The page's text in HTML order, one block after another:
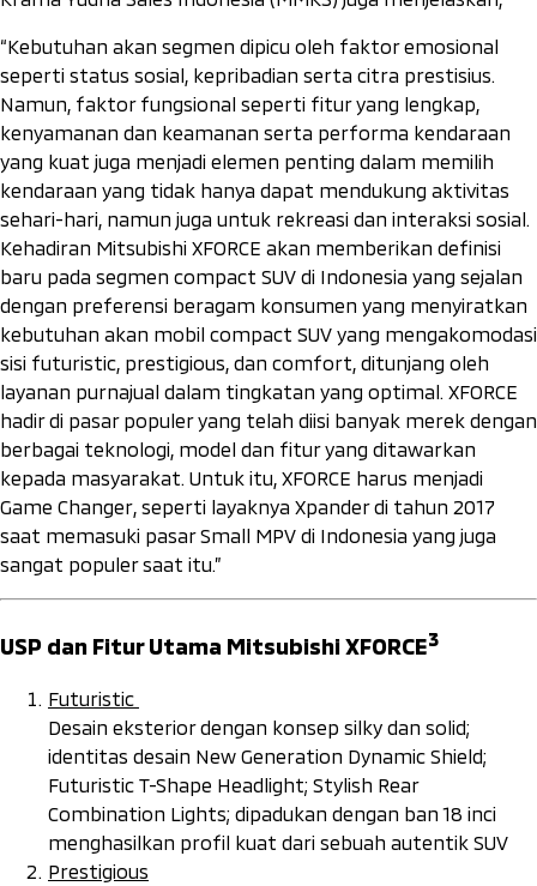
“Kebutuhan akan segmen dipicu oleh faktor emosional
seperti status sosial, kepribadian serta citra prestisius.
Namun, faktor fungsional seperti fitur yang lengkap,
kenyamanan dan keamanan serta performa kendaraan
yang kuat juga menjadi elemen penting dalam memilih
kendaraan yang tidak hanya dapat mendukung aktivitas
sehari-hari, namun juga untuk rekreasi dan interaksi sosial.
Kehadiran Mitsubishi XFORCE akan memberikan definisi
baru pada segmen compact SUV di Indonesia yang sejalan
dengan preferensi beragam konsumen yang menyiratkan
kebutuhan akan mobil compact SUV yang mengakomodasi
sisi futuristic, prestigious, dan comfort, ditunjang oleh
layanan purnajual dalam tingkatan yang optimal. XFORCE
hadir di pasar populer yang telah diisi banyak merek dengan
berbagai teknologi, model dan fitur yang ditawarkan
kepada masyarakat. Untuk itu, XFORCE harus menjadi
Game Changer, seperti layaknya Xpander di tahun 2017
saat memasuki pasarSmall MPV di Indonesia yang juga
sangat populer saat itu.”
USP dan Fitur Utama Mitsubishi XFORCE3
Futuristic
Desain eksterior dengan konsep silky dan solid;
identitas desain New Generation Dynamic Shield;
Futuristic T-Shape Headlight; Stylish Rear
Combination Lights; dipadukan dengan ban 18 inci
menghasilkan profil kuat dari sebuah autentik SUV
Prestigious